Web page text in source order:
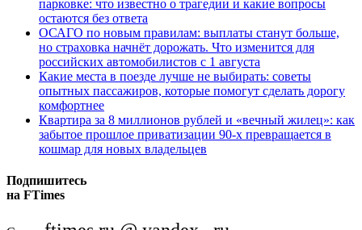
парковке: что известно о трагедии и какие вопросы
остаются без ответа
ОСАГО по новым правилам: выплаты станут больше,
но страховка начнёт дорожать. Что изменится для
российских автомобилистов с 1 августа
Какие места в поезде лучше не выбирать: советы
опытных пассажиров, которые помогут сделать дорогу
комфортнее
Квартира за 8 миллионов рублей и «вечный жилец»: как
забытое прошлое приватизации 90-х превращается в
кошмар для новых владельцев
Подпишитесь
на FTimes